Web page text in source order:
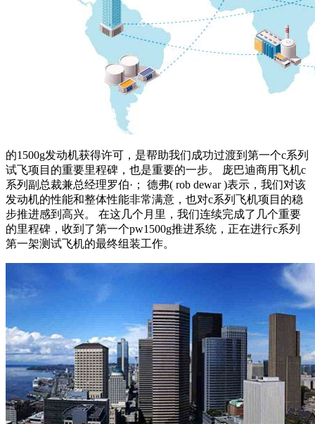
的1500g发动机获得许可，是帮助我们成功过渡到第一个c系列
试飞项目的重要里程碑，也是重要的一步。 庞巴迪商用飞机c
系列副总裁兼总经理罗伯·； 德弗( rob dewar )表示，我们对该
发动机的性能和整体性能非常满意，也对c系列飞机项目的稳
步推进感到高兴。 在这几个月里，我们连续完成了几个重要
的里程碑，收到了第一个pw1500g推进系统，正在进行c系列
第一架测试飞机的最终组装工作。